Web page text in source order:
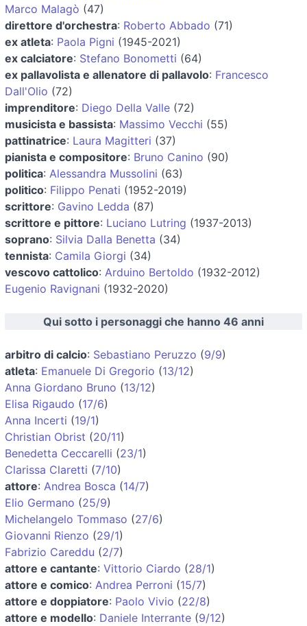
Marco Malagò (47)
direttore d'orchestra: Roberto Abbado (71)
ex atleta: Paola Pigni (1945-2021)
ex calciatore: Stefano Bonometti (64)
ex pallavolista e allenatore di pallavolo: Francesco
Dall'Olio (72)
imprenditore: Diego Della Valle (72)
musicista e bassista: Massimo Vecchi (55)
pattinatrice: Laura Magitteri (37)
pianista e compositore: Bruno Canino (90)
politica: Alessandra Mussolini (63)
politico: Filippo Penati (1952-2019)
scrittore: Gavino Ledda (87)
scrittore e pittore: Luciano Lutring (1937-2013)
soprano: Silvia Dalla Benetta (34)
tennista: Camila Giorgi (34)
vescovo cattolico: Arduino Bertoldo (1932-2012)
Eugenio Ravignani (1932-2020)
Qui sotto i personaggi che hanno 46 anni
arbitro di calcio: Sebastiano Peruzzo (9/9)
atleta: Emanuele Di Gregorio (13/12)
Anna Giordano Bruno (13/12)
Elisa Rigaudo (17/6)
Anna Incerti (19/1)
Christian Obrist (20/11)
Benedetta Ceccarelli (23/1)
Clarissa Claretti (7/10)
attore: Andrea Bosca (14/7)
Elio Germano (25/9)
Michelangelo Tommaso (27/6)
Giovanni Rienzo (29/1)
Fabrizio Careddu (2/7)
attore e cantante: Vittorio Ciardo (28/1)
attore e comico: Andrea Perroni (15/7)
attore e doppiatore: Paolo Vivio (22/8)
attore e modello: Daniele Interrante (9/12)